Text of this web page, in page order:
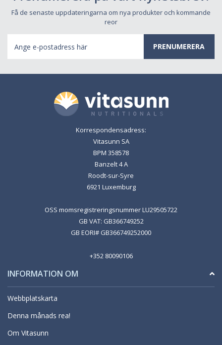
Få de senaste uppdateringarna om nya produkter och kommande
reor
postadress
Korrespondensadress:
Vitasunn SA
BPM 358578
Banzelt 4 A
Roodt-sur-Syre
6921 Luxemburg
OSS momsregistreringsnummer LU29505722
GB VAT: GB366749252
GB EORI# GB366749252000
+352 80090106
INFORMATION OM
Webbplatskarta
Denna månads rea!
Om Vitasunn